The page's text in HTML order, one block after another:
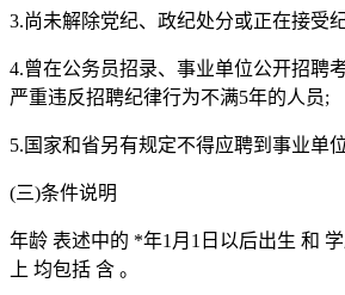
3.尚未解除党纪、政纪处分或正在接受
4.曾在公务员招录、事业单位公开招聘
严重违反招聘纪律行为不满5年的人员;
5.国家和省另有规定不得应聘到事业单
(三)条件说明
年龄 表述中的 *年1月1日以后出生 和
上 均包括 含 。